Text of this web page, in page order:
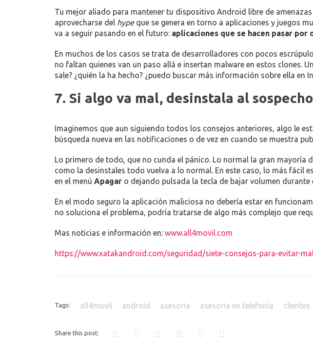
Tu mejor aliado para mantener tu dispositivo Android libre de
aprovecharse del hypeque se genera en torno a aplicaciones y juegos
va a seguir pasando en el futuro: aplicaciones que se hacen pasar por
En muchos de los casos se trata de desarrolladores con pocos
no faltan quienes van un paso allá e insertan malware en estos clones.
sale? ¿quién la ha hecho? ¿puedo buscar más información sobre ella en
7. Si algo va mal, desinstala al
Imaginemos que aun siguiendo todos los consejos anteriores, algo le
búsqueda nueva en las notificaciones o de vez en cuando se muestra
Lo primero de todo, que no cunda el pánico. Lo normal la gran mayoría
como la desinstales todo vuelva a lo normal. En este caso, lo más fácil
en el menú Apagar o dejando pulsada la tecla de bajar volumen
En el modo seguro la aplicación maliciosa no debería estar en
no soluciona el problema, podría tratarse de algo más complejo que
Mas noticias e información en: www.all4movil.com
https://www.xatakandroid.com/seguridad/siete-consejos-para-evitar-
Tags: all4movil android asesoria asesoria en telefonía clientes
Share this post: